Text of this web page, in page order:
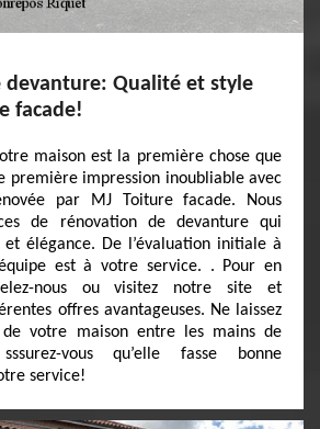
devanture: Qualité et style
facade!
maison est la première chose que
première impression inoubliable avec
par MJ Toiture facade. Nous
de rénovation de devanture qui
élégance. De l’évaluation initiale à
est à votre service. . Pour en
nous ou visitez notre site et
offres avantageuses. Ne laissez
votre maison entre les mains de
vous qu’elle fasse bonne
service!